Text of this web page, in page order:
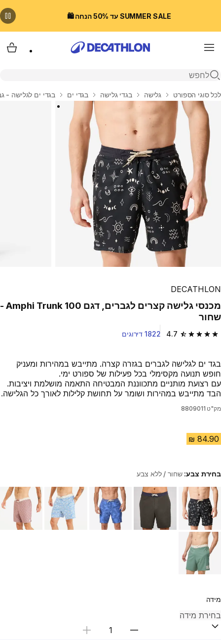
SUMMER SALE עד 50% הנחה 🛍️
Menu
פתיחת חיפוש
בית
לכל סוגי הספורט גלישה בגדי גלישה בגדי ים בגדי ים לגלישה -
DECATHLON
מכנסי גלישה קצרים לגברים, דגם 100 Amphi Trunk -
שחור
4.7 4.7 out of 5 stars from 1822 reviews 1822 דירוגים
בגד ים לגלישה לגברים בגזרה קצרה. מתייבש במהירות ומעניק
חופש תנועה מקסימלי בכל פעילות של ספורט ימי.
עם רצועת מותניים מתכווננת המבטיחה התאמה מושלמת ויציבות.
הבד מתייבש במהירות ושומר על תחושת קלילות לאורך כל הגלישה.
מק"ט 8809011
בחירת צבע:שחור / ללא צבע
Choose a variant
מידה
בחירת כמות